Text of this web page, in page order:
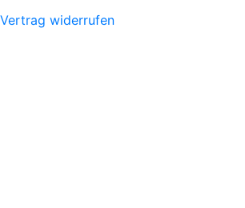
Vertrag widerrufen